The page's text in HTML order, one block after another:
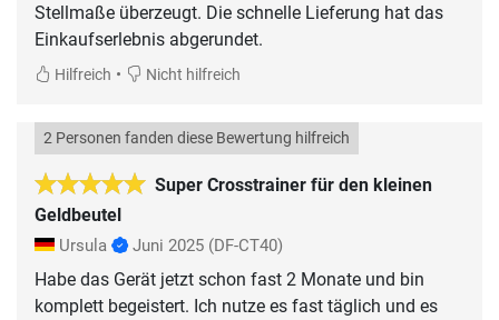
Stellmaße überzeugt. Die schnelle Lieferung hat das
Einkaufserlebnis abgerundet.
Hilfreich • Nicht hilfreich
Super Crosstrainer für den kleinen
Geldbeutel
2 Personen fanden diese Bewertung hilfreich
Ursula Juni 2025 (DF-CT40)
Habe das Gerät jetzt schon fast 2 Monate und bin
komplett begeistert. Ich nutze es fast täglich und es